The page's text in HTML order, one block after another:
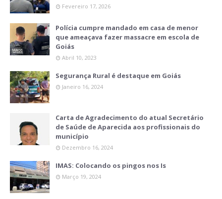
Fevereiro 17, 2026
Polícia cumpre mandado em casa de menor
que ameaçava fazer massacre em escola de
Goiás
Abril 10, 2023
Segurança Rural é destaque em Goiás
Janeiro 16, 2024
Carta de Agradecimento do atual Secretário
de Saúde de Aparecida aos profissionais do
município
Dezembro 16, 2024
IMAS: Colocando os pingos nos Is
Março 19, 2024